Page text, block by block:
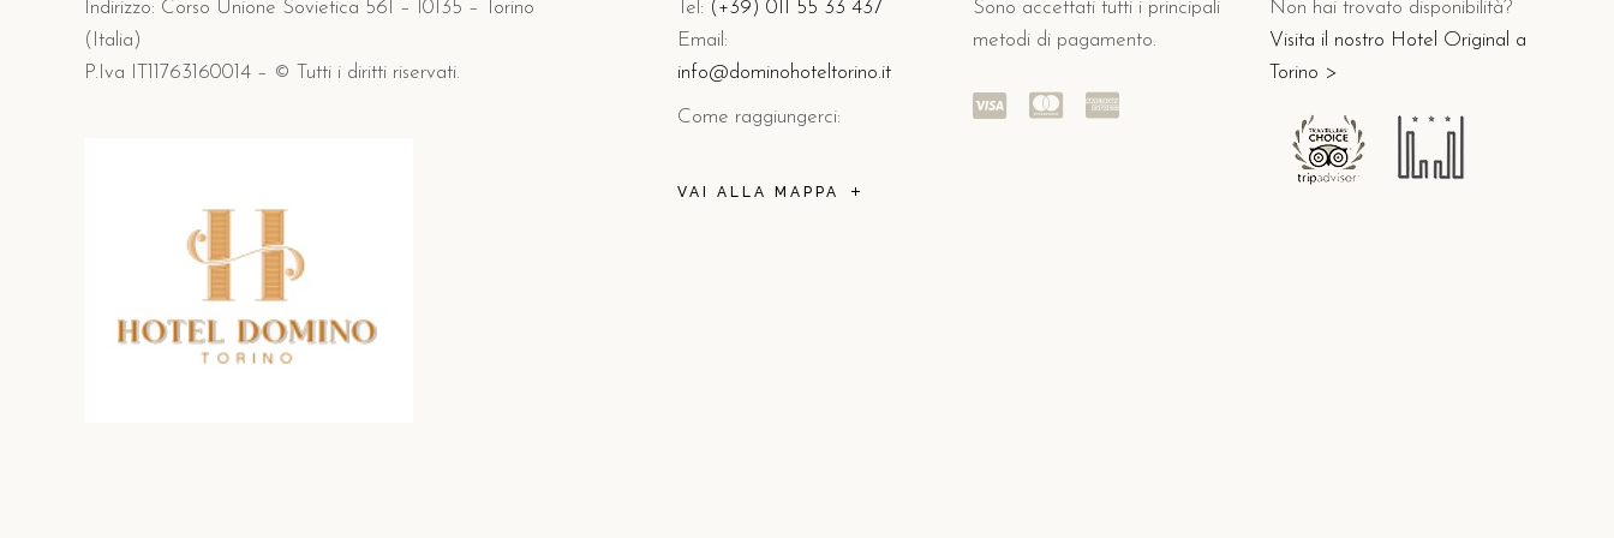
Indirizzo: Corso Unione Sovietica 561 – 10135 – Torino
(Italia)
P.Iva IT11763160014 – © Tutti i diritti riservati.
Tel: (+39) 011 55 33 437
Email:
info@dominohoteltorino.it
Come raggiungerci:
VAI ALLA MAPPA
Sono accettati tutti i principali
metodi di pagamento.
Non hai trovato disponibilità?
Visita il nostro Hotel Original a
Torino >